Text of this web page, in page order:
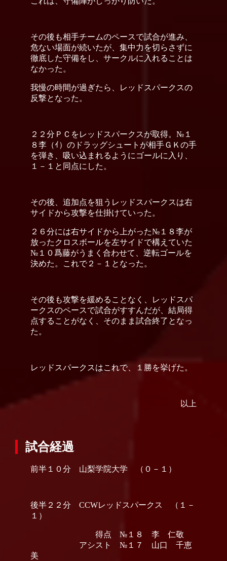
その後も相手チームのペースで試合が進み、
危ない場面が続いたが、集中力を切らさずに
徹底した守備をし、サークルに入れることは
なかった。
我慢の時間が過ぎたら、レッドスパークスの
反撃となった。
２２分ＰＣをレッドスパークスが取得。№１
８李（ｲ）のドラッグシュートが相手ＧＫの手
を弾き、吸い込まれるようにゴールに入り、
１－１と同点にした。
その後、追加点を狙うレッドスパークスは右
サイドから攻撃を仕掛けていった。
２６分には右サイドから上がった№１８李が
放ったクロスボールを左サイドで構えていた
№１０爲藤がうまく合わせて、逆転ゴールを
決めた。これで２－１となった。
その後も攻撃を緩めることなく、レッドスパ
ークスのペースで試合がすすんだが、結局得
点することがなく、そのまま試合終了となっ
た。
レッドスパークスはこれで、１勝を挙げた。
以上
試合経過
前半１０分 山梨学院大学 （０－１）
後半２２分 CCWレッドスパークス （１－
１）
得点 №１８ 李 仁敬
アシスト №１７ 山口 千恵
美